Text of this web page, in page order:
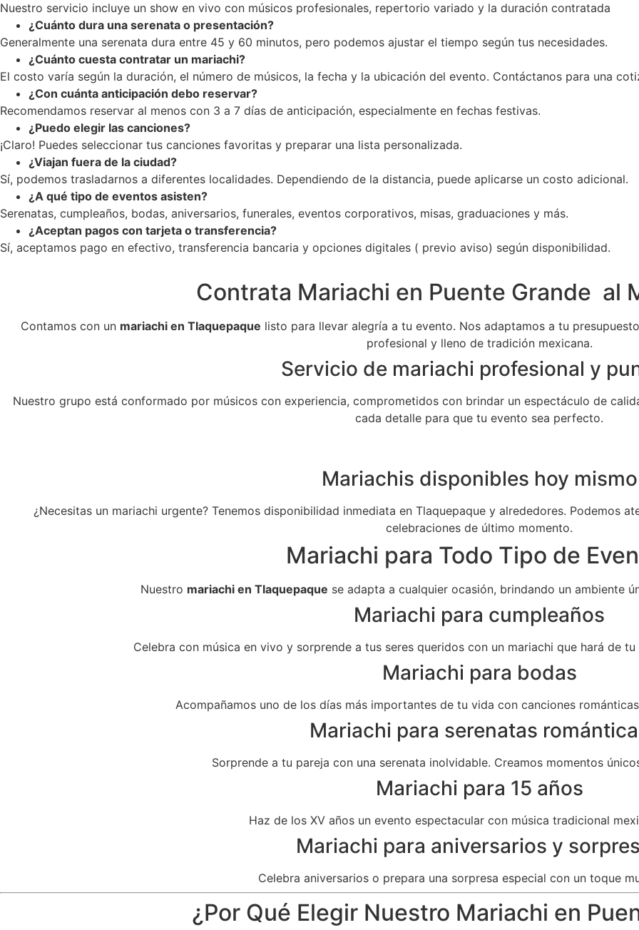
Nuestro servicio incluye un show en vivo con músicos profesionales, repertorio variado y la duración contratada
¿Cuánto dura una serenata o presentación?
Generalmente una serenata dura entre 45 y 60 minutos, pero podemos ajustar el tiempo según tus necesidades.
¿Cuánto cuesta contratar un mariachi?
El costo varía según la duración, el número de músicos, la fecha y la ubicación del evento. Contáctanos para una
¿Con cuánta anticipación debo reservar?
Recomendamos reservar al menos con 3 a 7 días de anticipación, especialmente en fechas festivas.
¿Puedo elegir las canciones?
¡Claro! Puedes seleccionar tus canciones favoritas y preparar una lista personalizada.
¿Viajan fuera de la ciudad?
Sí, podemos trasladarnos a diferentes localidades. Dependiendo de la distancia, puede aplicarse un costo adicional.
¿A qué tipo de eventos asisten?
Serenatas, cumpleaños, bodas, aniversarios, funerales, eventos corporativos, misas, graduaciones y más.
¿Aceptan pagos con tarjeta o transferencia?
Sí, aceptamos pago en efectivo, transferencia bancaria y opciones digitales ( previo aviso) según disponibilidad.
Contrata Mariachi en Puente Grande al
Contamos con un mariachi en Tlaquepaque listo para llevar alegría a tu evento. Nos adaptamos a tu
profesional y lleno de tradición mexicana.
Servicio de mariachi profesional y
Nuestro grupo está conformado por músicos con experiencia, comprometidos con brindar un espectáculo de
cada detalle para que tu evento sea perfecto.
Mariachis disponibles hoy mismo
¿Necesitas un mariachi urgente? Tenemos disponibilidad inmediata en Tlaquepaque y alrededores. Podemos
celebraciones de último momento.
Mariachi para Todo Tipo de
Nuestro mariachi en Tlaquepaque se adapta a cualquier ocasión, brindando un ambiente
Mariachi para cumpleaños
Celebra con música en vivo y sorprende a tus seres queridos con un mariachi que hará de
Mariachi para bodas
Acompañamos uno de los días más importantes de tu vida con canciones
Mariachi para serenatas
Sorprende a tu pareja con una serenata inolvidable. Creamos momentos
Mariachi para 15 años
Haz de los XV años un evento espectacular con música tradicional
Mariachi para aniversarios y
Celebra aniversarios o prepara una sorpresa especial con un toque
¿Por Qué Elegir Nuestro Mariachi en